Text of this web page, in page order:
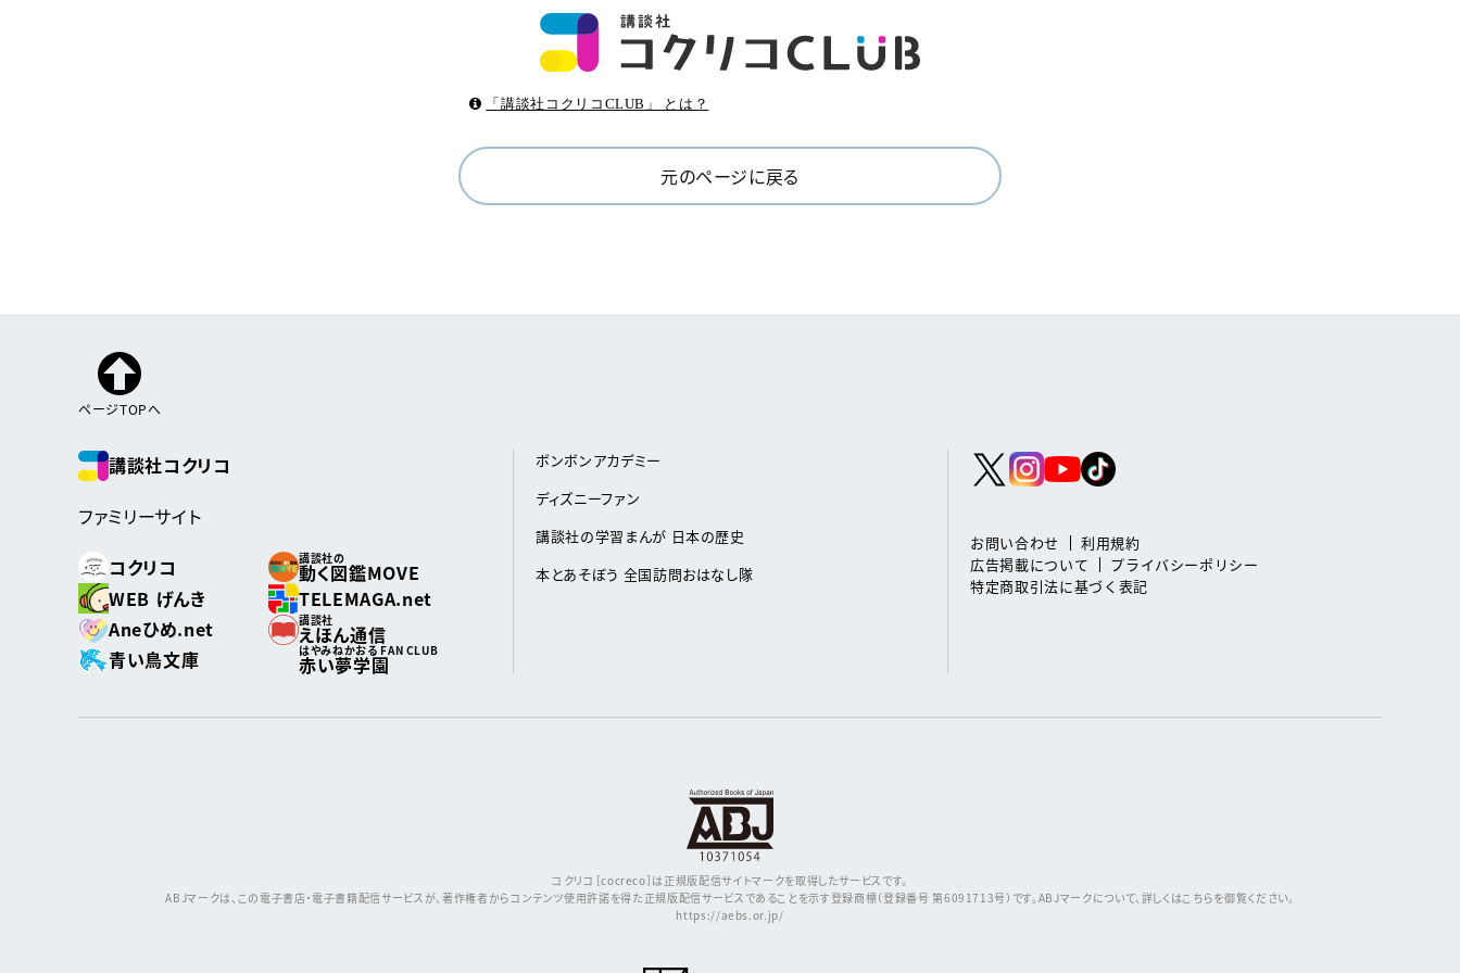
「講談社コクリコCLUB」 とは？
元のページに戻る
ページTOPへ
講談社コクリコ
ファミリーサイト
コクリコ
講談社の
動く図鑑MOVE
WEB げんき
TELEMAGA.net
Aneひめ.net
講談社
えほん通信
青い鳥文庫
はやみねかおる FAN CLUB
赤い夢学園
ボンボンアカデミー
ディズニーファン
講談社の学習まんが 日本の歴史
本とあそぼう 全国訪問おはなし隊
お問い合わせ
利用規約
広告掲載について
プライバシーポリシー
特定商取引法に基づく表記
コクリコ［cocreco］は正規版配信サイトマークを取得したサービスです。
ABJマークは、この電子書店・電子書籍配信サービスが、著作権者からコンテンツ使用許諾を得た正規版配信サービスであることを示す登録商標（登録番号 第6091713号）です。ABJマークについて、詳しくはこちらを御覧ください。
https://aebs.or.jp/